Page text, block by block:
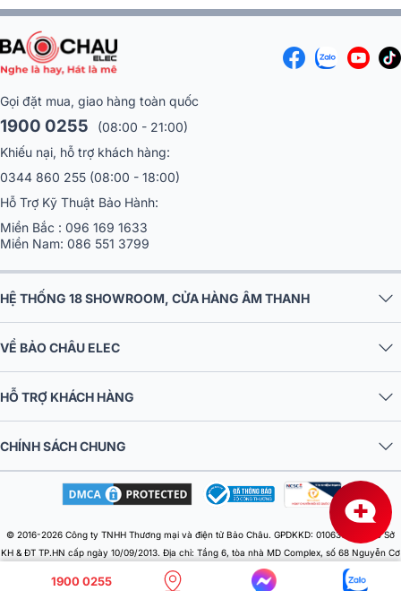
Gọi đặt mua, giao hàng toàn quốc
1900 0255
(08:00 - 21:00)
Khiếu nại, hỗ trợ khách hàng:
0344 860 255 (08:00 - 18:00)
Hỗ Trợ Kỹ Thuật Bảo Hành:
Miền Bắc : 096 169 1633
Miền Nam: 086 551 3799
HỆ THỐNG 18 SHOWROOM, CỬA HÀNG ÂM THANH
VỀ BẢO CHÂU ELEC
HỖ TRỢ KHÁCH HÀNG
CHÍNH SÁCH CHUNG
© 2016-2026 Công ty TNHH Thương mại và điện tử Bảo Châu. GPDKKD: 0106303879 do Sở
KH & ĐT TP.HN cấp ngày 10/09/2013. Địa chỉ: Tầng 6, tòa nhà MD Complex, số 68 Nguyễn Cơ
Thạch, Phường Từ Liêm, Thành phố Hà Nội, Việt Nam. Điện thoại: 024 730 10 255. Email:
baochauelec@gmail.com. Chịu trách nhiệm nội dung: Nhật Lệ.
1900 0255